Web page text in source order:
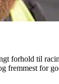
forhold til
fremmest for